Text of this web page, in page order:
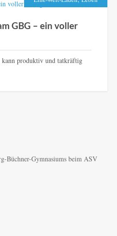
GBG – ein voller
kann produktiv und tatkräftig
Büchner-Gymnasiums beim ASV